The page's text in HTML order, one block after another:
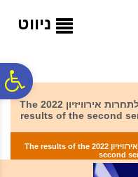
ניווט
תוצאות חצי הגמר השני בקדם הסרבי לתחרות אירוויזיון 2022 The
results of the second
תוצאות חצי הגמר השני בקדם הסרבי לתחרות אירוויזיון 2022 The results of the
second